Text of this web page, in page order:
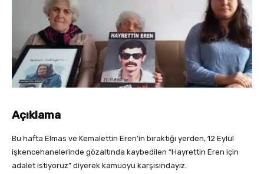
Açıklama
Bu hafta Elmas ve Kemalettin Eren’in bıraktığı yerden, 12 Eylül
işkencehanelerinde gözaltında kaybedilen “Hayrettin Eren için
adalet istiyoruz” diyerek kamuoyu karşısındayız.